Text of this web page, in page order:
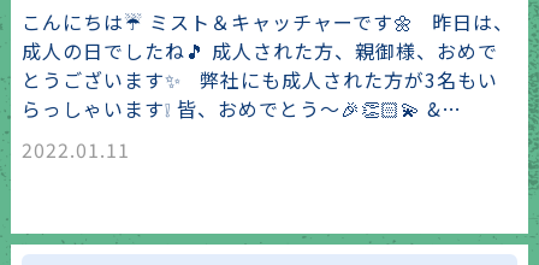
こんにちは☔ ミスト＆キャッチャーです🌼 昨日は、
成人の日でしたね🎵 成人された方、親御様、おめで
とうございます✨ 弊社にも成人された方が3名もい
らっしゃいます❕ 皆、おめでとう〜🎉👏🏻💫 &…
2022.01.11